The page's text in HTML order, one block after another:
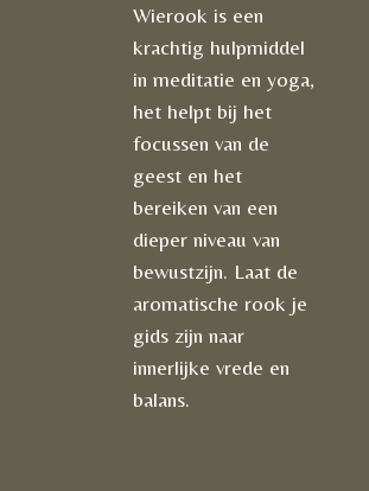
Wierook is een
krachtig hulpmiddel
in meditatie en yoga,
het helpt bij het
focussen van de
geest en het
bereiken van een
dieper niveau van
bewustzijn. Laat de
aromatische rook je
gids zijn naar
innerlijke vrede en
balans.